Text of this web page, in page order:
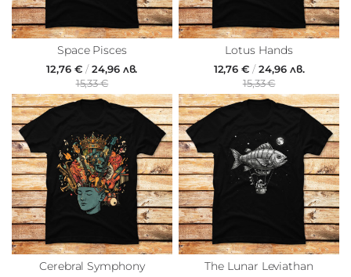
Space Pisces
12,76 € /24,96 лв.
15,33 €
Lotus Hands
12,76 €/24,96 лв.
15,33 €
Cerebral Symphony The Lunar Leviathan